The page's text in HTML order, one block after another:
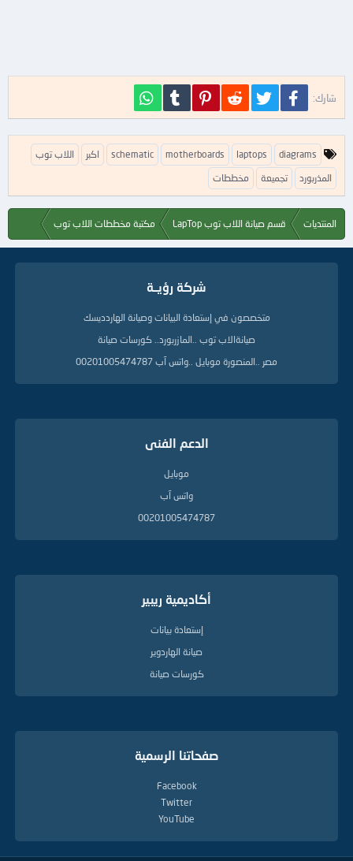
شارك: فيسبوك تويتر Reddit
Pinterest
Tumblr
ا
ل
ك
ل
م
ا
ا
ل
diagrams
laptops
motherboards
schematic اكبر
اللاب توب
المذربورد
تجميعة مخططات
المنتديات قسم صيانة اللاب توب LapTop مكتبة مخططات اللاب توب
شركة رؤيــة
متخصصون في إستعادة البيانات وصيانة الهاردديسك
صيانةالاب توب ..المازربورد.. كورسات صيانة
مصر ..المنصورة موبايل ..واتس آب 00201005474787
الدعم الفنى
موبايل
واتس آب
00201005474787
أكاديمية ريبير
إستعادة بيانات
صيانة الهاردوير
كورسات صيانة
صفحاتنا الرسمية
Facebook
Twitter
YouTube